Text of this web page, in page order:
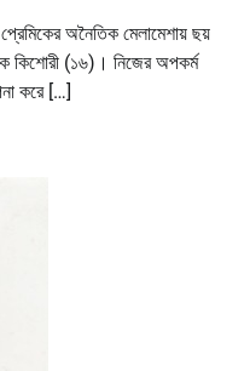
অনৈতিক মেলামেশায় ছয়
কিশোরী (১৬)। নিজের অপকর্ম
করে […]